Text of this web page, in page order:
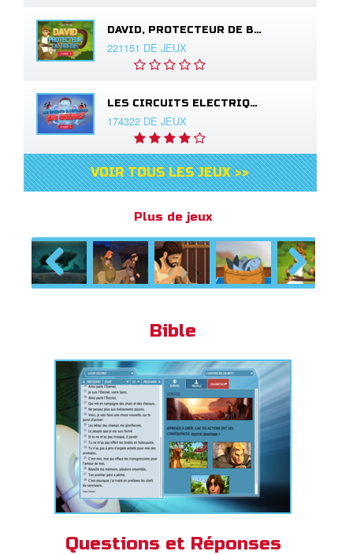
DAVID, PROTECTEUR DE BREBIS
221151 DE JEUX
LES CIRCUITS ELECTRIQUES DE GIZMO
174322 DE JEUX
VOIR TOUS LES JEUX >>
Plus de jeux
Previous Next
Bible
Questions et Réponses